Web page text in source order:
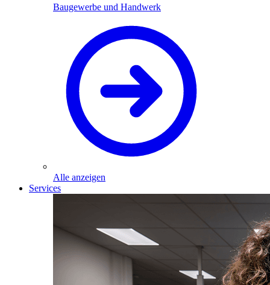
Baugewerbe und Handwerk
Alle anzeigen
Services